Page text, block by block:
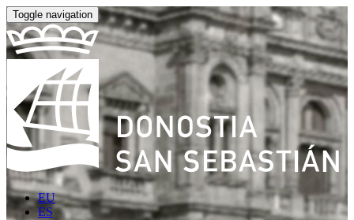
Toggle navigation
EU
ES